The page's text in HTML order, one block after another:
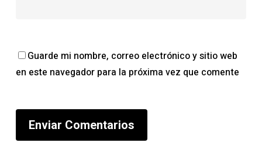
Guarde mi nombre, correo electrónico y sitio web
en este navegador para la próxima vez que comente